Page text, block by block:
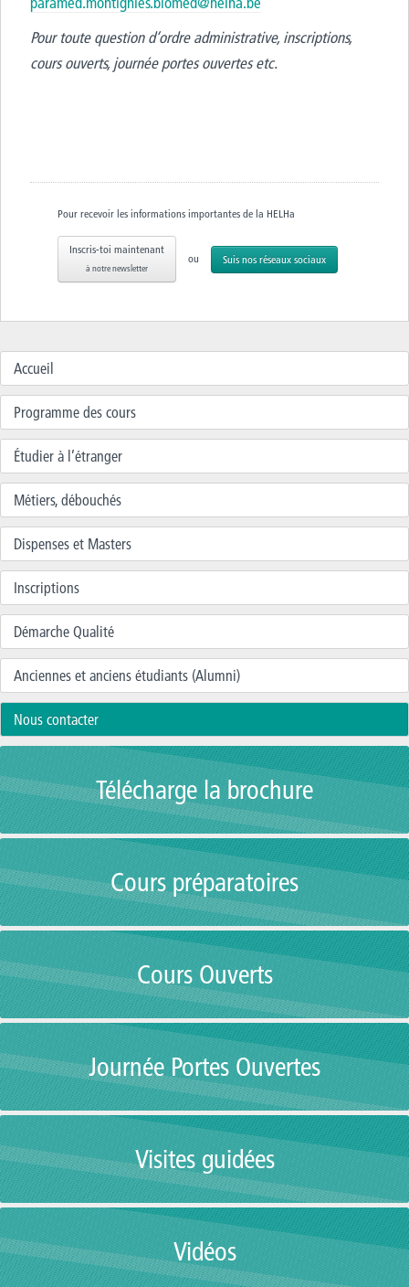
Pour toute question d’ordre administrative, inscriptions,
cours ouverts, journée portes ouvertes etc.
Pour recevoir les informations importantes de la HELHa
Inscris-toi maintenant
à notre newsletter
ou Suis nos réseaux sociaux
Accueil
Programme des cours
Étudier à l’étranger
Métiers, débouchés
Dispenses et Masters
Inscriptions
Démarche Qualité
Anciennes et anciens étudiants (Alumni)
Nous contacter
Télécharge la brochure
Cours préparatoires
Cours Ouverts
Journée Portes Ouvertes
Visites guidées
Vidéos